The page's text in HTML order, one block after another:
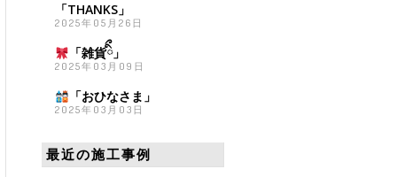
「THANKS」
2025年05月26日
「雑貨ིྀ」
2025年03月09日
「おひなさま 」
2025年03月03日
最近の施工事例